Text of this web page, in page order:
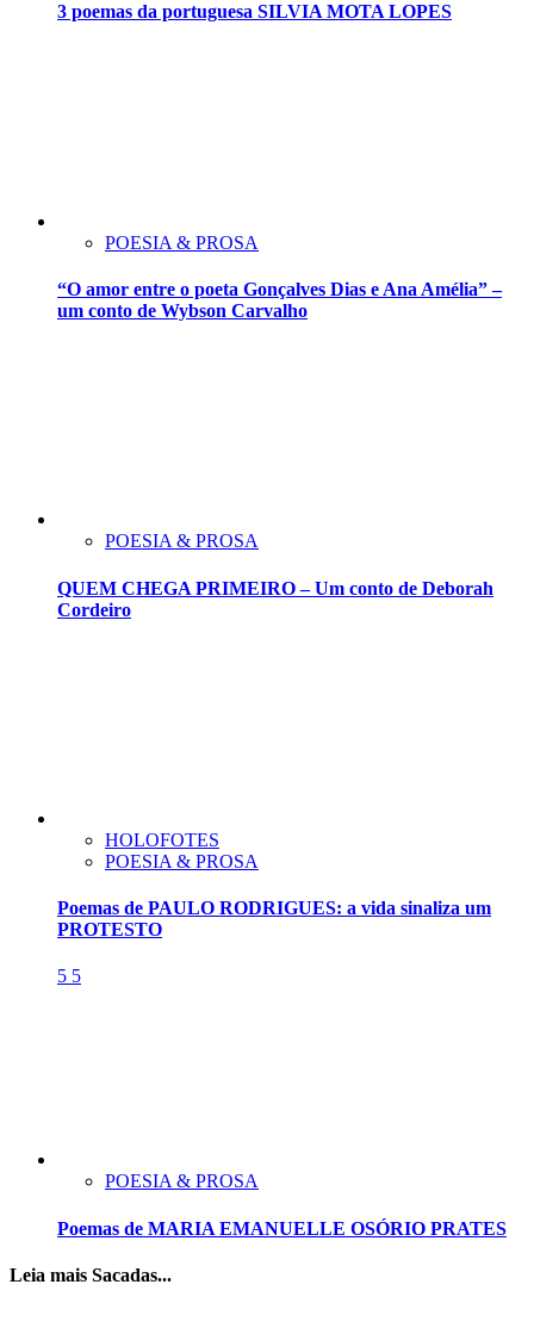
3 poemas da portuguesa SILVIA MOTA LOPES
POESIA & PROSA
“O amor entre o poeta Gonçalves Dias e Ana Amélia” –
um conto de Wybson Carvalho
POESIA & PROSA
QUEM CHEGA PRIMEIRO – Um conto de Deborah
Cordeiro
HOLOFOTES
POESIA & PROSA
Poemas de PAULO RODRIGUES: a vida sinaliza um
PROTESTO
5 5
POESIA & PROSA
Poemas de MARIA EMANUELLE OSÓRIO PRATES
Leia mais Sacadas...